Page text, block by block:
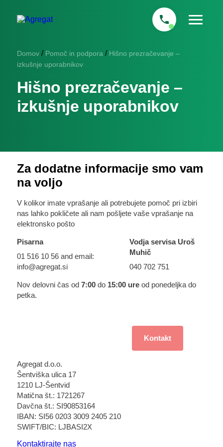
Domov / Pomoč in podpora / Hišno prezračevanje –
izkušnje uporabnikov
Hišno prezračevanje –
izkušnje uporabnikov
Za dodatne informacije smo vam
na voljo
V kolikor imate vprašanje ali potrebujete pomoč pri izbiri
nas lahko pokličete ali nam pošljete vaše vprašanje na
elektronsko pošto
Pisarna
01 516 10 56 and email:
info@agregat.si
Vodja servisa Uroš
Muhič
040 702 751
Nov delovni čas od 7:00 do 15:00 ure od ponedeljka do
petka.
Kontakt
Agregat d.o.o.
Šentviška ulica 17
1210 LJ-Šentvid
Matična št.: 1721267
Davčna št.: SI90853164
IBAN: SI56 0203 3009 2405 210
SWIFT/BIC: LJBASI2X
Kontaktirajte nas